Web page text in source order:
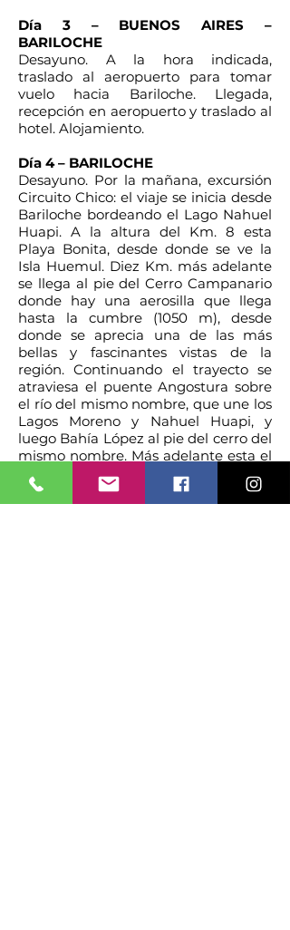
Día 3 – BUENOS AIRES –
BARILOCHE
Desayuno. A la hora indicada,
traslado al aeropuerto para tomar
vuelo hacia Bariloche. Llegada,
recepción en aeropuerto y traslado al
hotel. Alojamiento.
Día 4 – BARILOCHE
Desayuno. Por la mañana, excursión
Circuito Chico: el viaje se inicia desde
Bariloche bordeando el Lago Nahuel
Huapi. A la altura del Km. 8 esta
Playa Bonita, desde donde se ve la
Isla Huemul. Diez Km. más adelante
se llega al pie del Cerro Campanario
donde hay una aerosilla que llega
hasta la cumbre (1050 m), desde
donde se aprecia una de las más
bellas y fascinantes vistas de la
región. Continuando el trayecto se
atraviesa el puente Angostura sobre
el río del mismo nombre, que une los
Lagos Moreno y Nahuel Huapi, y
luego Bahía López al pie del cerro del
mismo nombre. Más adelante esta el
punto panorámico, un balcón natural
con vista espectacular. Luego se pasa
por el puente sobre el lago Moreno y